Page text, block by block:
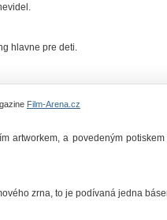
hlavne pre deti.
Film-Arena.cz
artworkem, a povedeným
zrna, to je podívaná jedna